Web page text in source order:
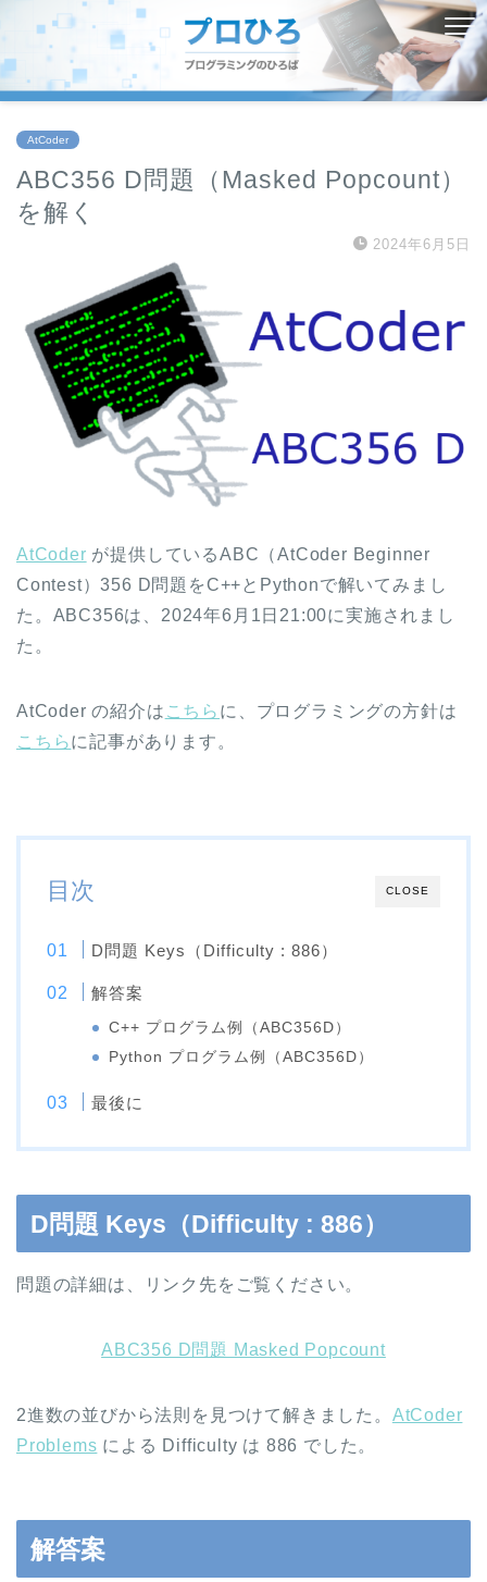
AtCoder
ABC356 D問題（Masked Popcount）
を解く
2024年6月5日
AtCoder が提供しているABC（AtCoder Beginner
Contest）356 D問題をC++とPythonで解いてみまし
た。ABC356は、2024年6月1日21:00に実施されまし
た。
AtCoder の紹介は こちら に、プログラミングの方針は
こちらに記事があります。
CLOSE
目次
D問題 Keys（Difficulty : 886）
解答案
C++ プログラム例（ABC356D）
Python プログラム例（ABC356D）
最後に
D問題 Keys（Difficulty : 886）
問題の詳細は、リンク先をご覧ください。
ABC356 D問題 Masked Popcount
2進数の並びから法則を見つけて解きました。 AtCoder
Problems による Difficulty は 886 でした。
解答案